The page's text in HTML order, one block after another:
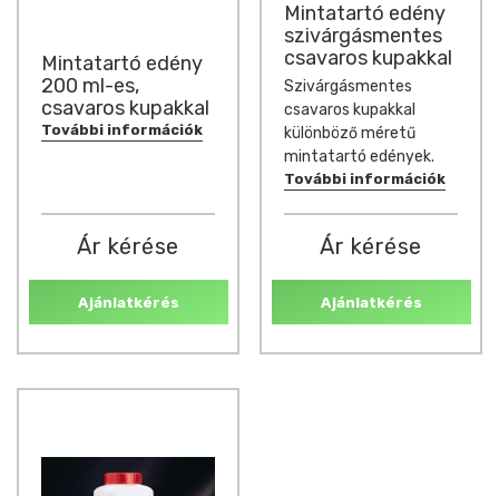
Mintatartó edény
200 ml-es,
csavaros kupakkal
További információk
Ár kérése
Ajánlatkérés
Mintatartó edény
szivárgásmentes
csavaros kupakkal
Szivárgásmentes
csavaros kupakkal
különböző méretű
mintatartó edények.
További információk
Ár kérése
Ajánlatkérés